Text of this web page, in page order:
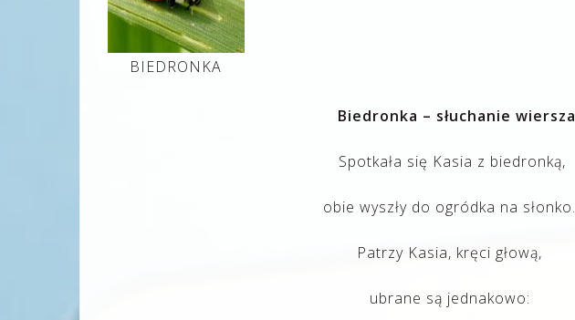
BIEDRONKA
Biedronka – słuchanie wiersza
Spotkała się Kasia z biedronką,
obie wyszły do ogródka na słonko.
Patrzy Kasia, kręci głową,
ubrane są jednakowo: